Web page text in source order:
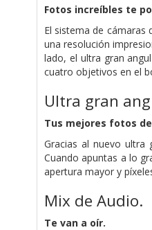
Fotos increíbles te
El sistema de cámaras
una resolución
lado, el ultra gran
cuatro objetivos en el
Ultra gran
Tus mejores fotos
Gracias al nuevo ultra
Cuando apuntas a lo
apertura mayor y
Mix de Audio.
Te van a oír.